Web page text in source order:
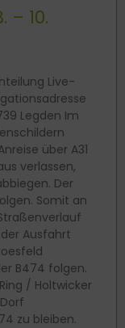
– 10.
Live-
Legden Im
über A31
verlassen,
Der
Somit an
Ausfahrt
B474 folgen.
/ Holtwicker
zu bleiben.